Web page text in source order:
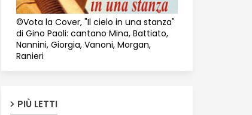
©Vota la Cover, "Il cielo in una stanza"
di Gino Paoli: cantano Mina, Battiato,
Nannini, Giorgia, Vanoni, Morgan,
Ranieri
PIÙ LETTI